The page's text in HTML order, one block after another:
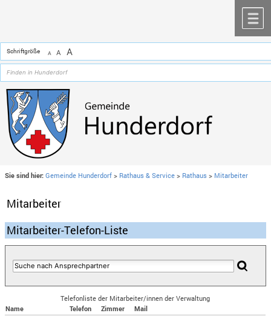
Schriftgröße A A A
Sie sind hier: Gemeinde Hunderdorf > Rathaus & Service > Rathaus > Mitarbeiter
Mitarbeiter
Mitarbeiter-Telefon-Liste
Telefonliste der Mitarbeiter/innen der Verwaltung
Name
Telefon Zimmer
Mail